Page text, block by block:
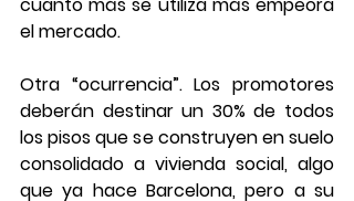
el mercado.
Otra “ocurrencia”. Los promotores
deberán destinar un 30% de todos
los pisos que se construyen en suelo
consolidado a vivienda social, algo
que ya hace Barcelona, pero a su